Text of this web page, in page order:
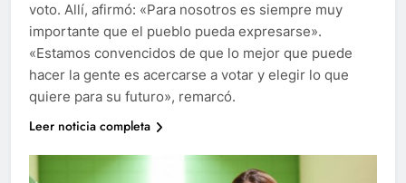
voto. Allí, afirmó: «Para nosotros es siempre muy
importante que el pueblo pueda expresarse».
«Estamos convencidos de que lo mejor que puede
hacer la gente es acercarse a votar y elegir lo que
quiere para su futuro», remarcó.
Leer noticia completa